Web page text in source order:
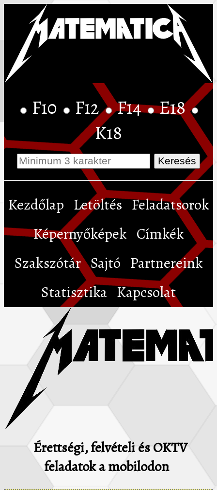
F10 F12 F14 E18
K18
Kezdőlap Letöltés Feladatsorok
Képernyőképek Címkék
Szakszótár Sajtó Partnereink
Statisztika Kapcsolat
Érettségi, felvételi és OKTV
feladatok a mobilodon